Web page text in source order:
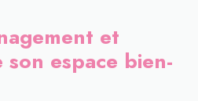
et
espace bien-